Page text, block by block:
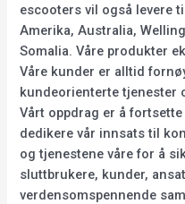
escooters vil også levere
Amerika, Australia,
Somalia. Våre produkter
Våre kunder er alltid
kundeorienterte tjenester
Vårt oppdrag er å
dedikere vår innsats til
og tjenestene våre for å
sluttbrukere, kunder,
verdensomspennende